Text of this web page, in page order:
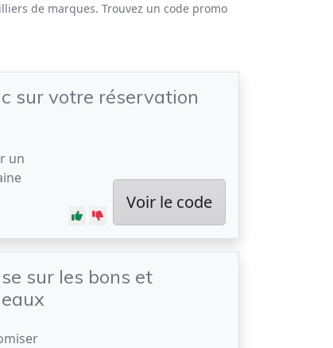
de marques. Trouvez un code promo
sur votre réservation
un
Voir le code
sur les bons et